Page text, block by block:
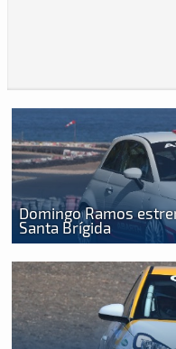
Domingo Ramos
Santa Brígida